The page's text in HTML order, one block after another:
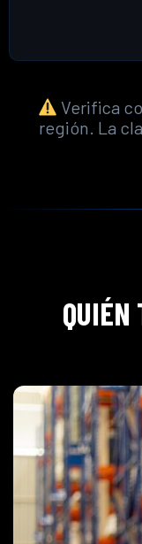
Verifica
región. La
QUIÉN